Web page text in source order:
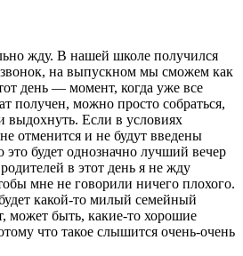
жду. В нашей школе получился
на выпускном мы сможем как
день — момент, когда уже все
получен, можно просто собраться,
выдохнуть. Если в условиях
отменится и не будут введены
это будет однозначно лучший вечер
в этот день я не жду
мне не говорили ничего плохого.
какой-то милый семейный
может быть, какие-то хорошие
что такое слышится очень-очень